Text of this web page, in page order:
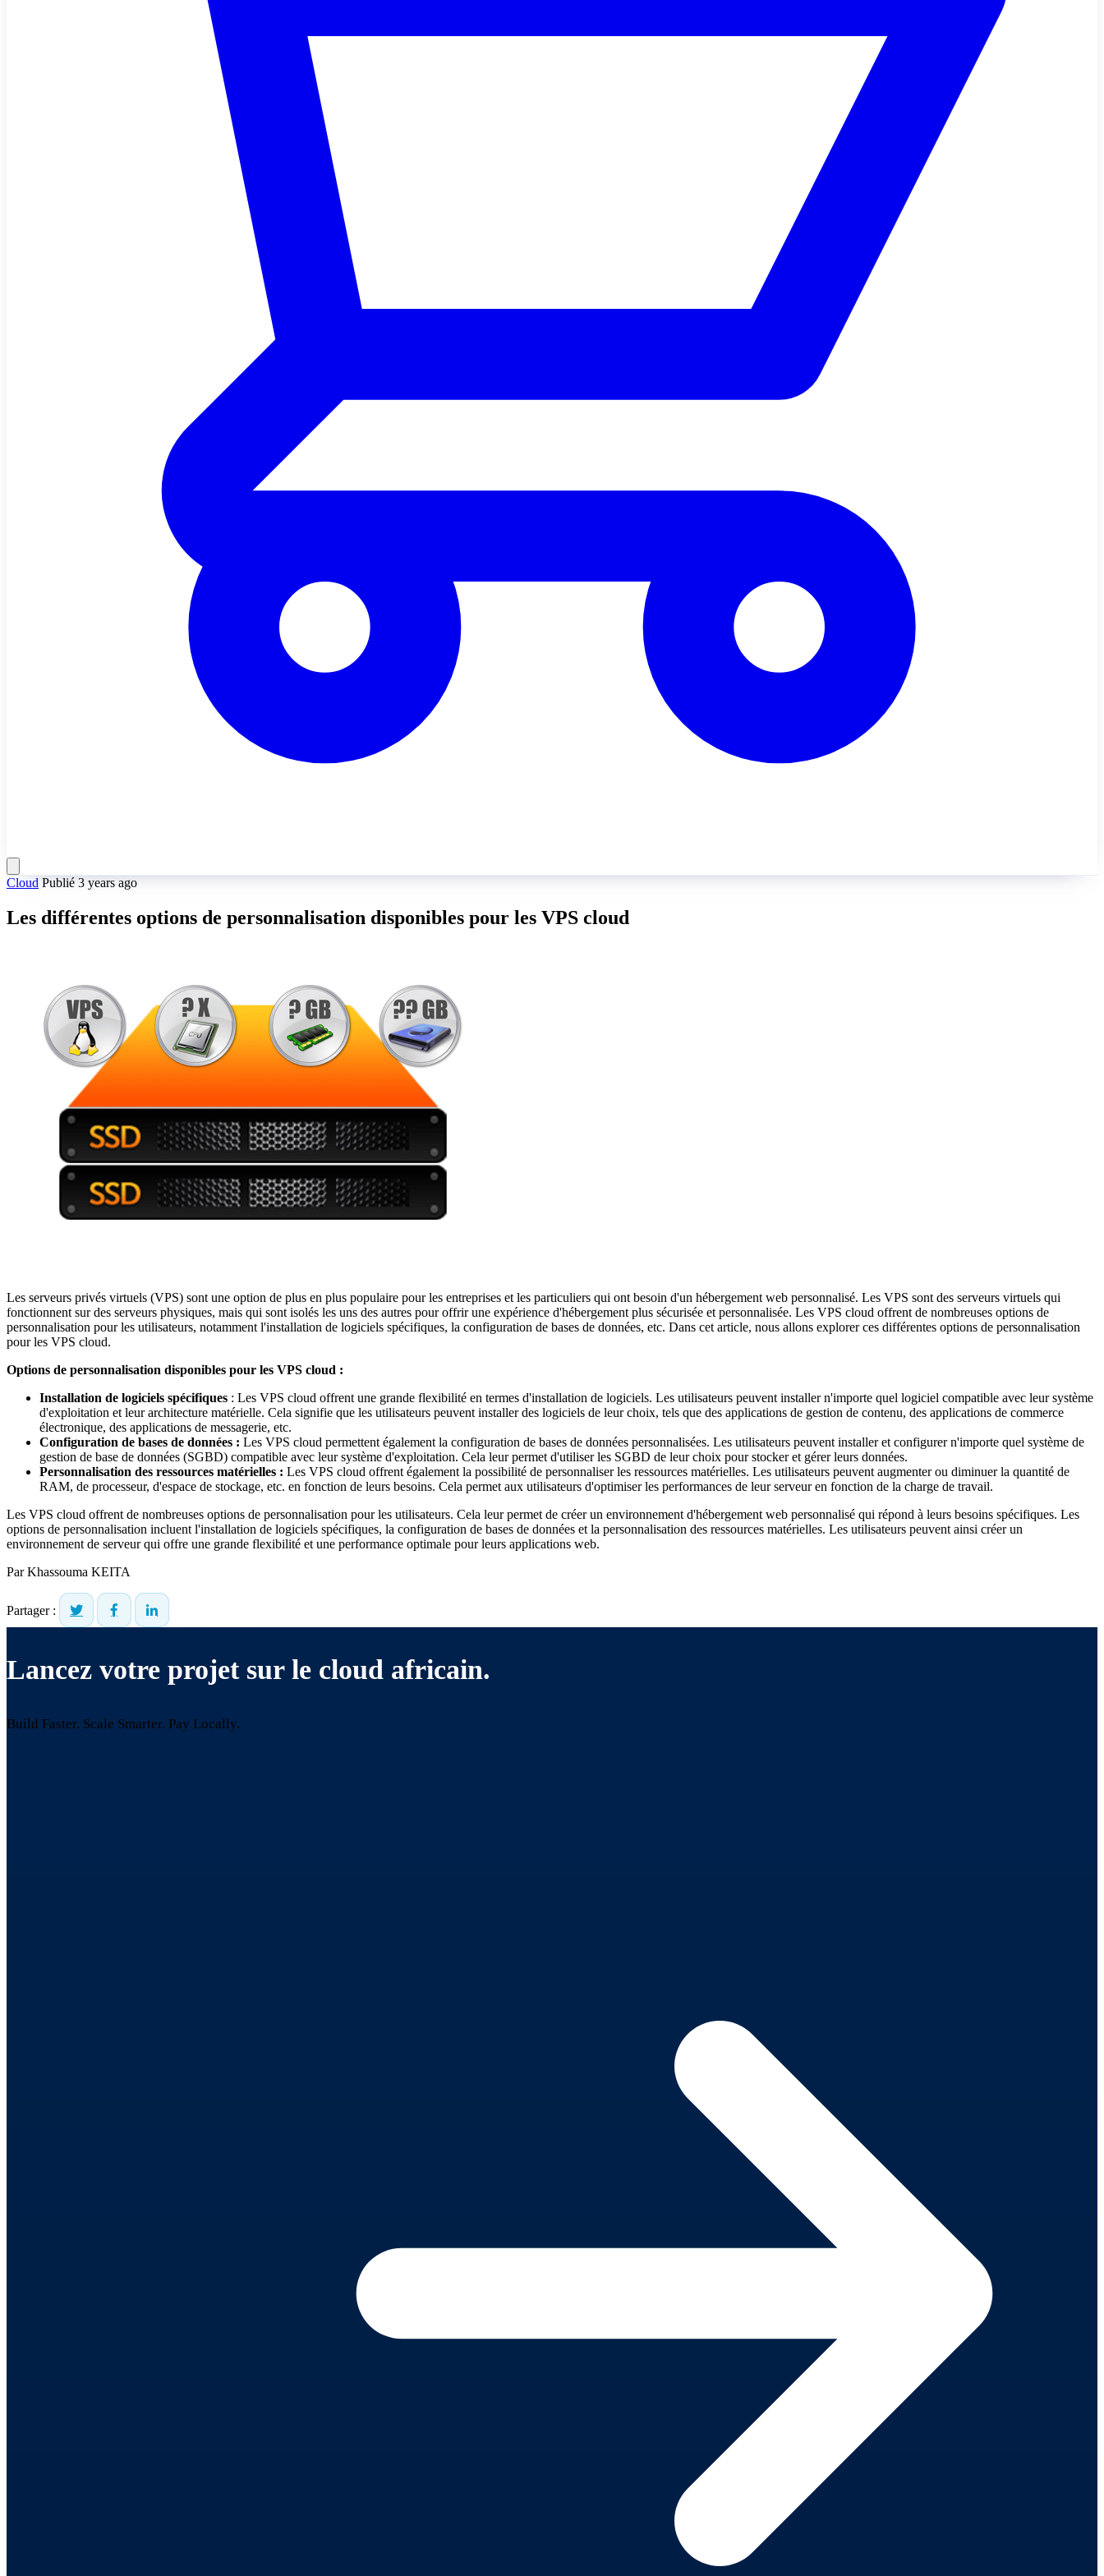
Cloud Publié 3 years ago
Les différentes options de personnalisation disponibles pour les VPS cloud
Les serveurs privés virtuels (VPS) sont une option de plus en plus populaire pour les entreprises et les particuliers qui ont besoin d'un hébergement web personnalisé. Les VPS sont des serveurs virtuels qui
fonctionnent sur des serveurs physiques, mais qui sont isolés les uns des autres pour offrir une expérience d'hébergement plus sécurisée et personnalisée. Les VPS cloud offrent de nombreuses options de
personnalisation pour les utilisateurs, notamment l'installation de logiciels spécifiques, la configuration de bases de données, etc. Dans cet article, nous allons explorer ces différentes options de personnalisation
pour les VPS cloud.
Options de personnalisation disponibles pour les VPS cloud :
Installation de logiciels spécifiques : Les VPS cloud offrent une grande flexibilité en termes d'installation de logiciels. Les utilisateurs peuvent installer n'importe quel logiciel compatible avec leur système
d'exploitation et leur architecture matérielle. Cela signifie que les utilisateurs peuvent installer des logiciels de leur choix, tels que des applications de gestion de contenu, des applications de commerce
électronique, des applications de messagerie, etc.
Configuration de bases de données : Les VPS cloud permettent également la configuration de bases de données personnalisées. Les utilisateurs peuvent installer et configurer n'importe quel système de
gestion de base de données (SGBD) compatible avec leur système d'exploitation. Cela leur permet d'utiliser les SGBD de leur choix pour stocker et gérer leurs données.
Personnalisation des ressources matérielles : Les VPS cloud offrent également la possibilité de personnaliser les ressources matérielles. Les utilisateurs peuvent augmenter ou diminuer la quantité de
RAM, de processeur, d'espace de stockage, etc. en fonction de leurs besoins. Cela permet aux utilisateurs d'optimiser les performances de leur serveur en fonction de la charge de travail.
Les VPS cloud offrent de nombreuses options de personnalisation pour les utilisateurs. Cela leur permet de créer un environnement d'hébergement web personnalisé qui répond à leurs besoins spécifiques. Les
options de personnalisation incluent l'installation de logiciels spécifiques, la configuration de bases de données et la personnalisation des ressources matérielles. Les utilisateurs peuvent ainsi créer un
environnement de serveur qui offre une grande flexibilité et une performance optimale pour leurs applications web.
ParKhassouma KEITA
Partager :
Lancez votre projet sur le cloud africain.
Build Faster. Scale Smarter. Pay Locally.